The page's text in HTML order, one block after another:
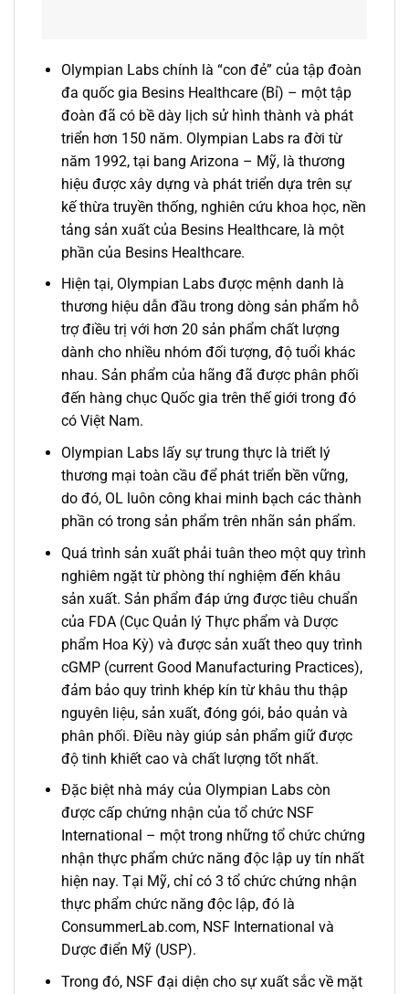
Olympian Labs chính là “con đẻ” của tập đoàn
đa quốc gia Besins Healthcare (Bỉ) – một tập
đoàn đã có bề dày lịch sử hình thành và phát
triển hơn 150 năm. Olympian Labs ra đời từ
năm 1992, tại bang Arizona – Mỹ, là thương
hiệu được xây dựng và phát triển dựa trên sự
kế thừa truyền thống, nghiên cứu khoa học, nền
tảng sản xuất của Besins Healthcare, là một
phần của Besins Healthcare.
Hiện tại, Olympian Labs được mệnh danh là
thương hiệu dẫn đầu trong dòng sản phẩm hỗ
trợ điều trị với hơn 20 sản phẩm chất lượng
dành cho nhiều nhóm đối tượng, độ tuổi khác
nhau. Sản phẩm của hãng đã được phân phối
đến hàng chục Quốc gia trên thế giới trong đó
có Việt Nam.
Olympian Labs lấy sự trung thực là triết lý
thương mại toàn cầu để phát triển bền vững,
do đó, OL luôn công khai minh bạch các thành
phần có trong sản phẩm trên nhãn sản phẩm.
Quá trình sản xuất phải tuân theo một quy trình
nghiêm ngặt từ phòng thí nghiệm đến khâu
sản xuất. Sản phẩm đáp ứng được tiêu chuẩn
của FDA (Cục Quản lý Thực phẩm và Dược
phẩm Hoa Kỳ) và được sản xuất theo quy trình
cGMP (current Good Manufacturing Practices),
đảm bảo quy trình khép kín từ khâu thu thập
nguyên liệu, sản xuất, đóng gói, bảo quản và
phân phối. Điều này giúp sản phẩm giữ được
độ tinh khiết cao và chất lượng tốt nhất.
Đặc biệt nhà máy của Olympian Labs còn
được cấp chứng nhận của tổ chức NSF
International – một trong những tổ chức chứng
nhận thực phẩm chức năng độc lập uy tín nhất
hiện nay. Tại Mỹ, chỉ có 3 tổ chức chứng nhận
thực phẩm chức năng độc lập, đó là
ConsummerLab.com, NSF International và
Dược điển Mỹ (USP).
Trong đó, NSF đại diện cho sự xuất sắc về mặt